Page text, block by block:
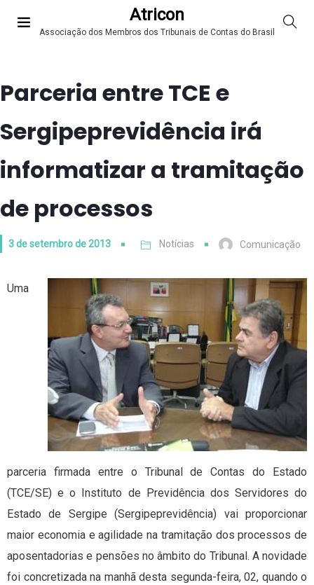
Atricon
Associação dos Membros dos Tribunais de Contas do Brasil
Parceria entre TCE e
Sergipeprevidência irá
informatizar a tramitação
de processos
3 de setembro de 2013 Notícias Comunicação
Uma
parceria firmada entre o Tribunal de Contas do Estado
(TCE/SE) e o Instituto de Previdência dos Servidores do
Estado de Sergipe (Sergipeprevidência) vai proporcionar
maior economia e agilidade na tramitação dos processos de
aposentadorias e pensões no âmbito do Tribunal. A novidade
foi concretizada na manhã desta segunda-feira, 02, quando o